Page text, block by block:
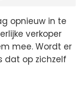
opnieuw in te
verkoper
mee. Wordt er
dat op zichzelf